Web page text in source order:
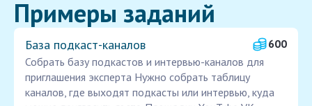
Примеры заданий
База подкаст-каналов
600
Собрать базу подкастов и интервью-каналов для
приглашения эксперта Нужно собрать таблицу
каналов, где выходят подкасты или интервью, куда